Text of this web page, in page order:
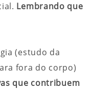
Lembrando que
(estudo da
fora do corpo)
que contribuem